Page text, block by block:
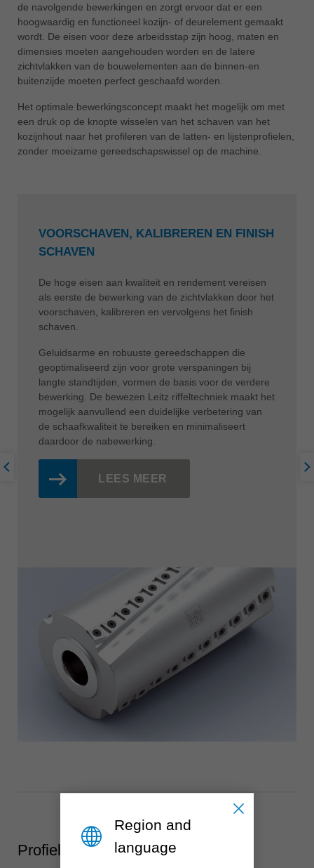
de navolgende bewerkingen en zorgt ervoor dat er een
hoogwaardig en functioneel kozijn- of deurelement gemaakt
wordt. De eisen voor deze arbeidsstap zijn hoog, maten en
dimensies moeten aangehouden worden en de latere
zichtvlakken van de bouwelementen aan de binnen-en
buitenzijde moeten perfect geschaafd worden.
Het optimale bewerkingsconcept maakt het mogelijk om met
een druk op de knopte wisselen van het schaven van het
kozijnhout naar het profileren van de latten- en lijstenprofielen,
zonder moeizame gereedschapswissel op de machine.
VOORSCHAVEN, KALIBREREN EN FINISH
SCHAVEN
De hoge eisen aan kwaliteit en rendement vereisen
als eerste de bewerking van de zichtvlakken door het
voorschaven, kalibreren en vervolgens het finish
schaven.
Geluidsarme en robuuste gereedschappen die
geoptimaliseerd zijn voor grote verspaningen bij
langte standtijden, vormen de basis voor de verdere
bewerking. De bewezen Leitz riffeltechniek maakt het
mogelijk aanvullend een duidelijke verbetering van
de schaafkwaliteit te bereiken en minimaliseert
daardoor de nabewerking.
LEES MEER
Profielbewerking
Region and
language